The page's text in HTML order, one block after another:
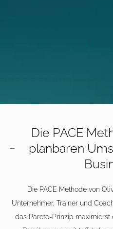
Die PACE
planbaren
Die PACE Methode von
Unternehmer, Trainer und
das Pareto-Prinzip maximierst